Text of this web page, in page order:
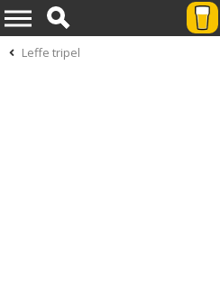
Leffe tripel